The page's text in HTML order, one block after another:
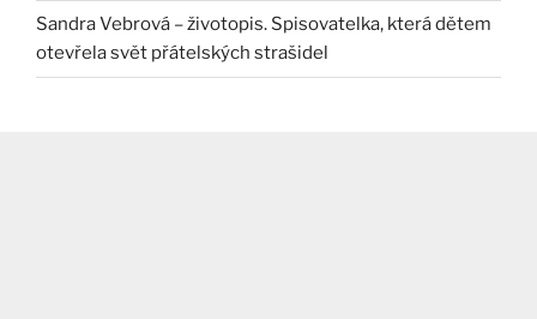
Sandra Vebrová – životopis. Spisovatelka, která dětem
otevřela svět přátelských strašidel